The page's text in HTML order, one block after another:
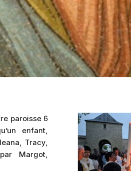
paroisse 6
enfant,
Tracy,
Margot,